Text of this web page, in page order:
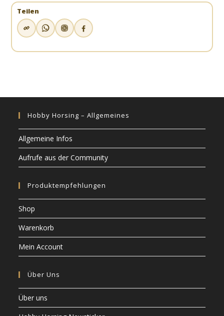
Teilen
Hobby Horsing – Allgemeines
Allgemeine Infos
Aufrufe aus der Community
Produktempfehlungen
Shop
Warenkorb
Mein Account
Über Uns
Über uns